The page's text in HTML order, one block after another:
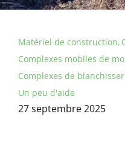
Matériel de construction
Complexes mobiles de
Complexes de
Un peu d'aide
27 septembre 2025